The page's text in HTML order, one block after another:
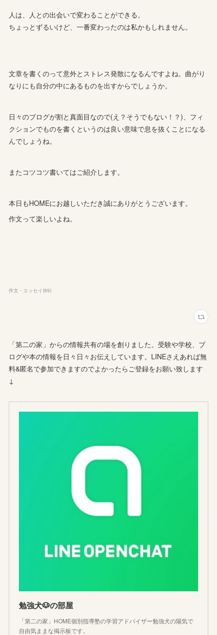
人は、人との出会いで変わることができる。
ちょっとずるいけど、一番変わったのは私かもしれません。
文章を書くのって意外とストレス発散になるんですよね。曲がり
なりにも自分の中にあるものを出すからでしょうか。
日々のブログが割と真面目なので(え？そうでもない！？)、フィ
クションでものを書くというのは良い意味で息を抜くことになる
んでしょうね。
またコツコツ書いてはご紹介します。
本日もHOMEにお越しいただき誠にありがとうございます。
作文って楽しいよね。
作文・エッセイ (89)
「第二の家」からの情報共有の場を創りました。受験や学校、ブ
ログや本の情報を日々日々お伝えしています。LINEさえあれば無
料&匿名で参加できますのでよかったらご登録をお願い致します
↓
勉強犬🐶の部屋
「第二の家」HOME個別指導塾の学習アドバイザー勉強犬の陽気で
自由気ままな掲示板です。